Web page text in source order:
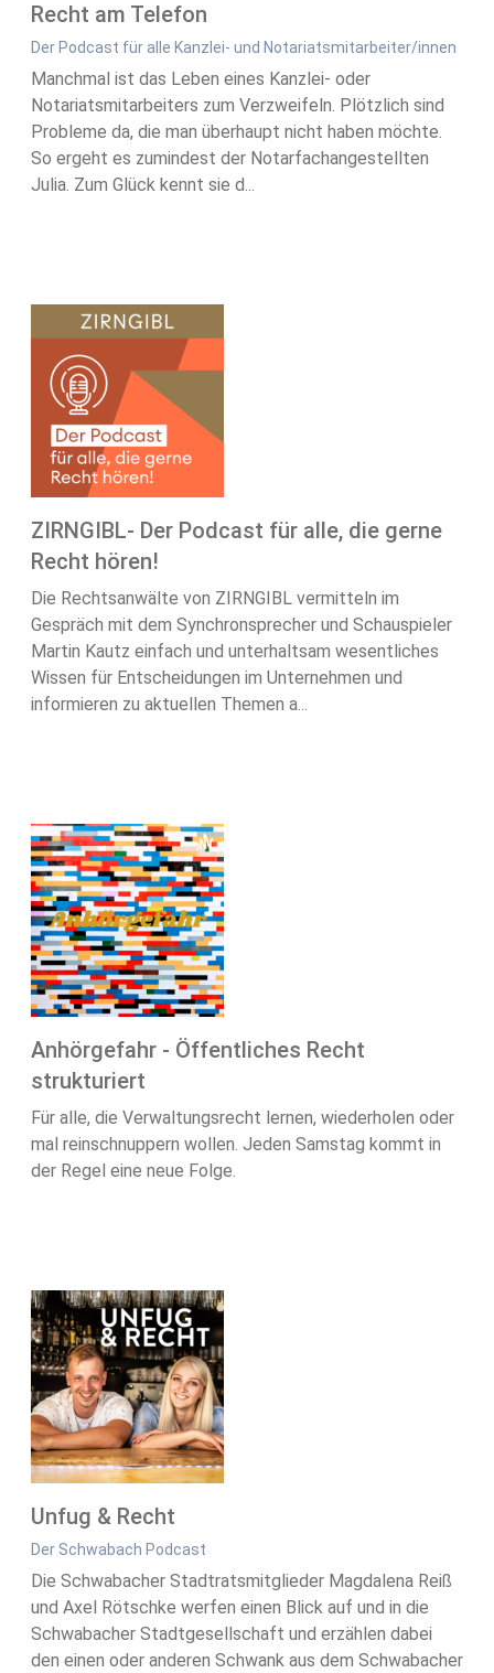
Recht am Telefon
Der Podcast für alle Kanzlei- und Notariatsmitarbeiter/innen
Manchmal ist das Leben eines Kanzlei- oder
Notariatsmitarbeiters zum Verzweifeln. Plötzlich sind
Probleme da, die man überhaupt nicht haben möchte.
So ergeht es zumindest der Notarfachangestellten
Julia. Zum Glück kennt sie d...
ZIRNGIBL- Der Podcast für alle, die gerne
Recht hören!
Die Rechtsanwälte von ZIRNGIBL vermitteln im
Gespräch mit dem Synchronsprecher und Schauspieler
Martin Kautz einfach und unterhaltsam wesentliches
Wissen für Entscheidungen im Unternehmen und
informieren zu aktuellen Themen a...
Anhörgefahr - Öffentliches Recht
strukturiert
Für alle, die Verwaltungsrecht lernen, wiederholen oder
mal reinschnuppern wollen. Jeden Samstag kommt in
der Regel eine neue Folge.
Unfug & Recht
Der Schwabach Podcast
Die Schwabacher Stadtratsmitglieder Magdalena Reiß
und Axel Rötschke werfen einen Blick auf und in die
Schwabacher Stadtgesellschaft und erzählen dabei
den einen oder anderen Schwank aus dem Schwabacher